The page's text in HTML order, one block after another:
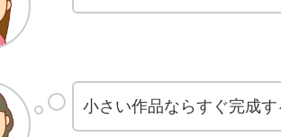
小さい作品ならすぐ完成